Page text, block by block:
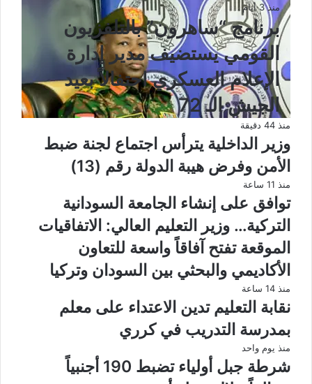
منذ 3 أيام
برنامج “ساهرون” بالتلفزيون
القومي يستضيف مدير إدارة
الإعلام العسكري احتفالاً بعيد
الجيش الـ 72
منذ 44 دقيقة
وزير الداخلية يترأس اجتماع لجنة ضبط
الأمن وفرض هيبة الدولة رقم (13)
منذ 11 ساعة
توافق على إنشاء الجامعة السودانية
التركية… وزير التعليم العالي: الاتفاقيات
الموقعة تفتح آفاقاً واسعة للتعاون
الأكاديمي والبحثي بين السودان وتركيا
منذ 14 ساعة
نقابة التعليم تدين الاعتداء على معلم
بمدرسة التدريب في كرري
منذ يوم واحد
شرطة جبل أولياء تضبط 190 أجنبياً